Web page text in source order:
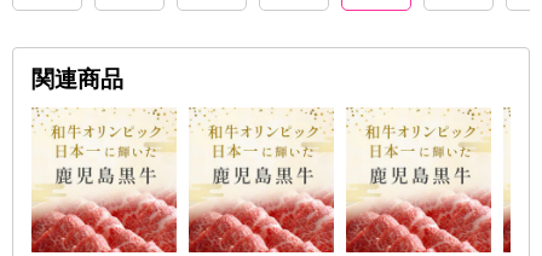
関連商品